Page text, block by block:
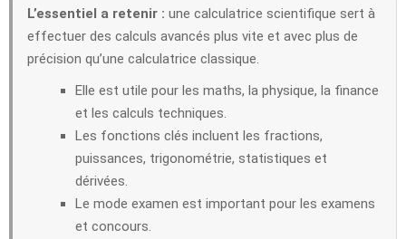
L’essentiel a retenir : une calculatrice scientifique sert à
effectuer des calculs avancés plus vite et avec plus de
précision qu’une calculatrice classique.
Elle est utile pour les maths, la physique, la finance
et les calculs techniques.
Les fonctions clés incluent les fractions,
puissances, trigonométrie, statistiques et
dérivées.
Le mode examen est important pour les examens
et concours.